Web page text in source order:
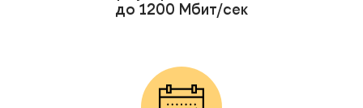
до 1200 Мбит/сек